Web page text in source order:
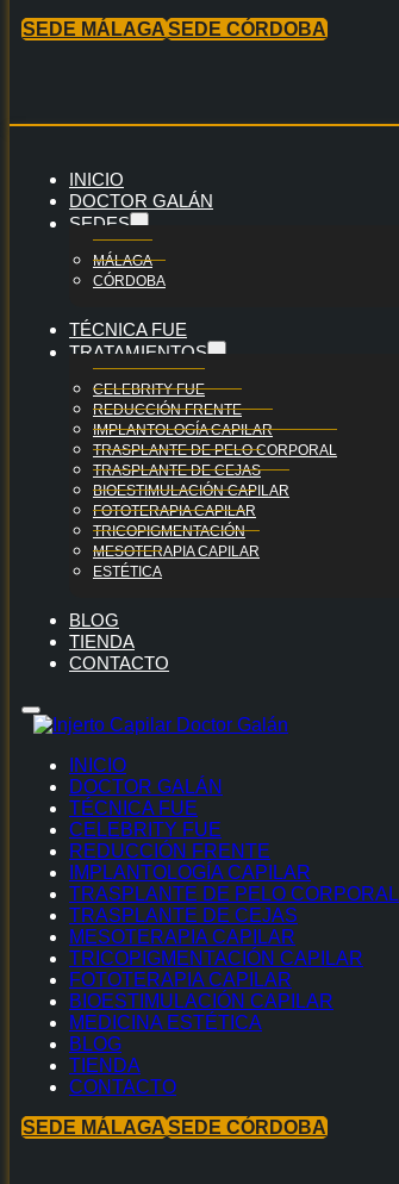
SEDE MÁLAGASEDE CÓRDOBA
INICIO
DOCTOR GALÁN
SEDES
MÁLAGA
CÓRDOBA
TÉCNICA FUE
TRATAMIENTOS
CELEBRITY FUE
REDUCCIÓN FRENTE
IMPLANTOLOGÍA CAPILAR
TRASPLANTE DE PELO CORPORAL
TRASPLANTE DE CEJAS
BIOESTIMULACIÓN CAPILAR
FOTOTERAPIA CAPILAR
TRICOPIGMENTACIÓN
MESOTERAPIA CAPILAR
ESTÉTICA
BLOG
TIENDA
CONTACTO
INICIO
DOCTOR GALÁN
TÉCNICA FUE
CELEBRITY FUE
REDUCCIÓN FRENTE
IMPLANTOLOGÍA CAPILAR
TRASPLANTE DE PELO CORPORAL
TRASPLANTE DE CEJAS
MESOTERAPIA CAPILAR
TRICOPIGMENTACIÓN CAPILAR
FOTOTERAPIA CAPILAR
BIOESTIMULACIÓN CAPILAR
MEDICINA ESTÉTICA
BLOG
TIENDA
CONTACTO
SEDE MÁLAGASEDE CÓRDOBA